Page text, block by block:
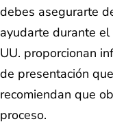
debes asegurarte
ayudarte durante el
UU. proporcionan
de presentación
recomiendan que
proceso.